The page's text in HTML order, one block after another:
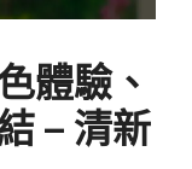
體驗、
– 清新